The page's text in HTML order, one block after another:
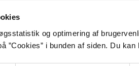
og optimering af
”Cookies” i bunden af siden. Du